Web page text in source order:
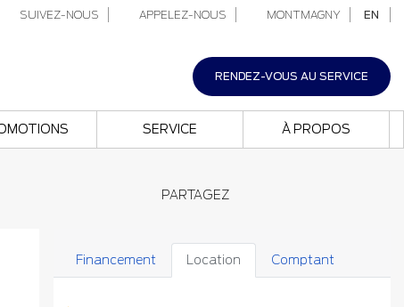
SUIVEZ-NOUS APPELEZ-NOUS MONTMAGNY EN
RENDEZ-VOUS AU SERVICE
SERVICE À PROPOS
PARTAGEZ
Financement Location Comptant